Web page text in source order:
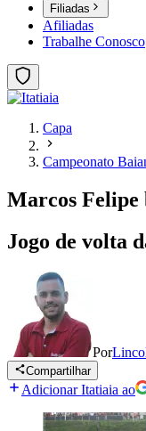
Filiadas
Afiliadas
Trabalhe Conosco
Capa
Campeonato
Marcos Felipe
Jogo de volta
Por
Compartilhar
Adicionar Itatiaia ao